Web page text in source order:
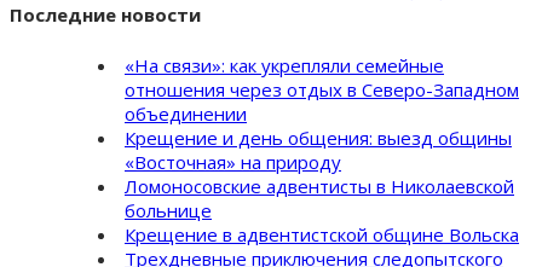
Последние новости
«На связи»: как укрепляли семейные
отношения через отдых в Северо-Западном
объединении
Крещение и день общения: выезд общины
«Восточная» на природу
Ломоносовские адвентисты в Николаевской
больнице
Крещение в адвентистской общине Вольска
Трехдневные приключения следопытского